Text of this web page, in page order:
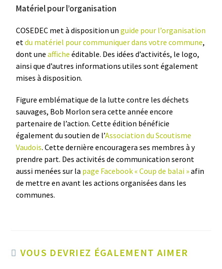
Matériel pour l’organisation
COSEDEC met à disposition unguide pour l’organisation
etdu matériel pour communiquer dans votre commune,
dont uneaffiche éditable. Des idées d’activités, le logo,
ainsi que d’autres informations utiles sont également
mises à disposition.
Figure emblématique de la lutte contre les déchets
sauvages, Bob Morlon sera cette année encore
partenaire de l’action. Cette édition bénéficie
également du soutien de l’Association du Scoutisme
Vaudois. Cette dernière encouragera ses membres à y
prendre part. Des activités de communication seront
aussi menées sur la page Facebook « Coup de balai »afin
de mettre en avant les actions organisées dans les
communes.
VOUS DEVRIEZ ÉGALEMENT AIMER